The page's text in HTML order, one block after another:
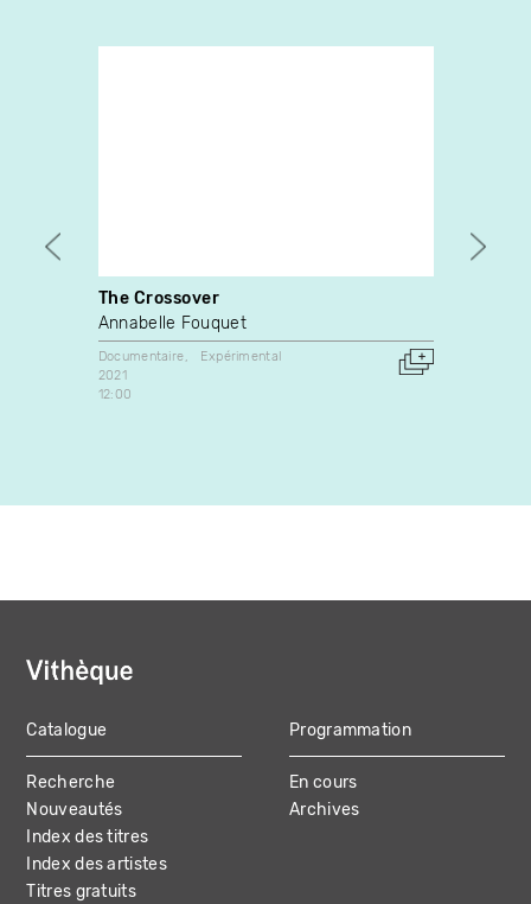
The Crossover
Annabelle Fouquet
Documentaire
Expérimental
2021
12:00
MAIN
NAVIGATION
Catalogue
Recherche
Nouveautés
Index des titres
Index des artistes
Titres gratuits
Programmation
En cours
Archives